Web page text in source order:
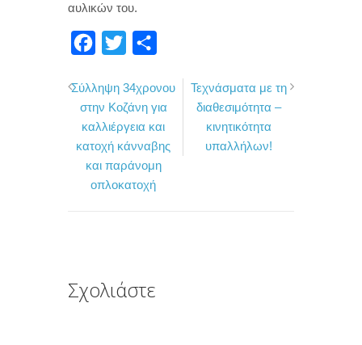
αυλικών του.
c
e
b
o
o
i
t
t
e
r
ι
ρ
α
σ
Σύλληψη 34χρονου
στην Κοζάνη για
καλλιέργεια και
κατοχή κάνναβης
και παράνομη
οπλοκατοχή
Τεχνάσματα με τη
διαθεσιμότητα –
κινητικότητα
υπαλλήλων!
Σχολιάστε